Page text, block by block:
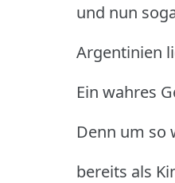
und nun
Argentinien
Ein wahres
Denn um so
bereits als